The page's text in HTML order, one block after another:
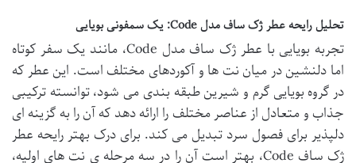
تحلیل رایحه عطر ژک ساف مدل Code: یک سمفونی بویایی
تجربه بویایی با عطر ژک ساف مدل Code، مانند یک سفر کوتاه
اما دلنشین در میان نت ها و آکوردهای مختلف است. این عطر که
در گروه بویایی گرم و شیرین طبقه بندی می شود، توانسته ترکیبی
جذاب و متعادل از عناصر مختلف را ارائه دهد که آن را به گزینه ای
دلپذیر برای فصول سرد تبدیل می کند. برای درک بهتر رایحه عطر
ژک ساف Code، بهتر است آن را در سه مرحله ی نت های اولیه،